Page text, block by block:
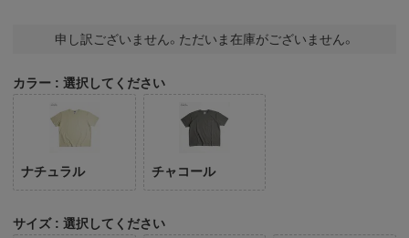
申し訳ございません。ただいま在庫がございません。
カラー 選択してください
ナチュラル チャコール
サイズ 選択してください